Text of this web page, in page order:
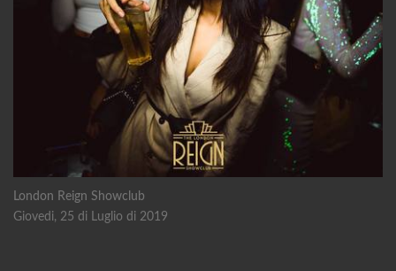
London Reign Showclub
Giovedi, 25 di Luglio di 2019